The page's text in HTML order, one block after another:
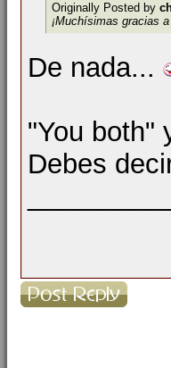
Originally Posted by
¡Muchísimas gracias a
De nada...
"You both"
Debes